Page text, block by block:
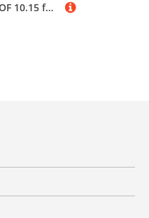
Schmutzfangmatte OF 10.15 für den Außenbereich, aus Naturgummi, 12 mm Stärke, 100 x 150 cm, schwarz